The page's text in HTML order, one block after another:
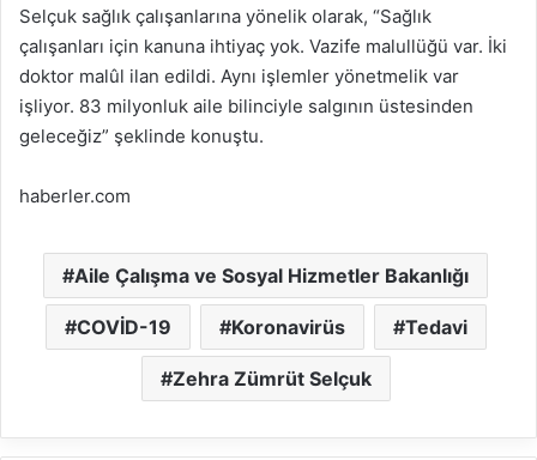
Selçuk sağlık çalışanlarına yönelik olarak, “Sağlık
çalışanları için kanuna ihtiyaç yok. Vazife malullüğü var. İki
doktor malûl ilan edildi. Aynı işlemler yönetmelik var
işliyor. 83 milyonluk aile bilinciyle salgının üstesinden
geleceğiz” şeklinde konuştu.
haberler.com
Aile Çalışma ve Sosyal Hizmetler Bakanlığı
COVİD-19 Koronavirüs Tedavi
Zehra Zümrüt Selçuk